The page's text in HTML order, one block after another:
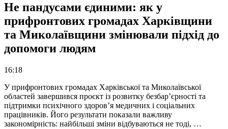
Не пандусами єдиними: як у
прифронтових громадах Харківщини
та Миколаївщини змінювали підхід до
допомоги людям
16:18
У прифронтових громадах Харківської та Миколаївської
областей завершився проєкт із розвитку безбар’єрності та
підтримки психічного здоров’я медичних і соціальних
працівників. Його результати показали важливу
закономірність: найбільші зміни відбуваються не тоді, …